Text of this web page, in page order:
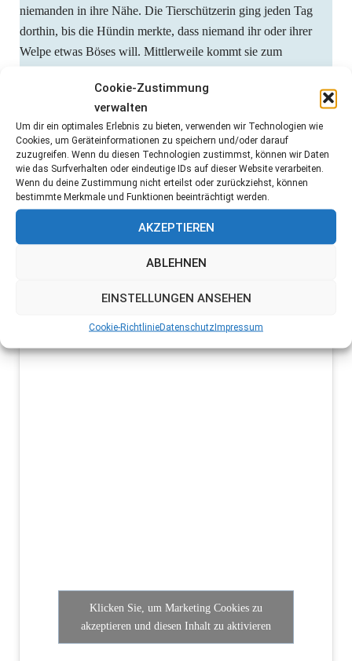
Cookie-Zustimmung
verwalten
Um dir ein optimales Erlebnis zu bieten, verwenden wir Technologien wie
Cookies, um Geräteinformationen zu speichern und/oder darauf
zuzugreifen. Wenn du diesen Technologien zustimmst, können wir Daten
wie das Surfverhalten oder eindeutige IDs auf dieser Website verarbeiten.
Wenn du deine Zustimmung nicht erteilst oder zurückziehst, können
bestimmte Merkmale und Funktionen beeinträchtigt werden.
AKZEPTIEREN
ABLEHNEN
EINSTELLUNGEN ANSEHEN
Cookie-RichtlinieDatenschutzImpressum
niemanden in ihre Nähe. Die Tierschützerin ging jeden Tag
dorthin, bis die Hündin merkte, dass niemand ihr oder ihrer
Welpe etwas Böses will. Mittlerweile kommt sie zum
Die Tierschützerin hat Evdokia und ihre Welpe Feather in
Athen in einer Pension untergebracht. Private Pflegestellen
sind für die Tierschützer in Griechenland mittlerweile kaum
noch bezahlbar.
Feather ist ein süßes und noch schüchternes kleines
Hundemädchen.Sie lernt gerade an der Leine zu laufen und
wir hoffen, dass sie bald ein schönes Zuhause findet.
Klicken Sie, um Marketing Cookies zu
akzeptieren und diesen Inhalt zu aktivieren